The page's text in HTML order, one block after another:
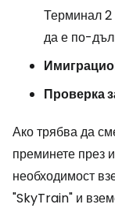
Терминал
да е по-
Проверка
Ако трябва да
преминете през
необходимост
"SkyTrain" и